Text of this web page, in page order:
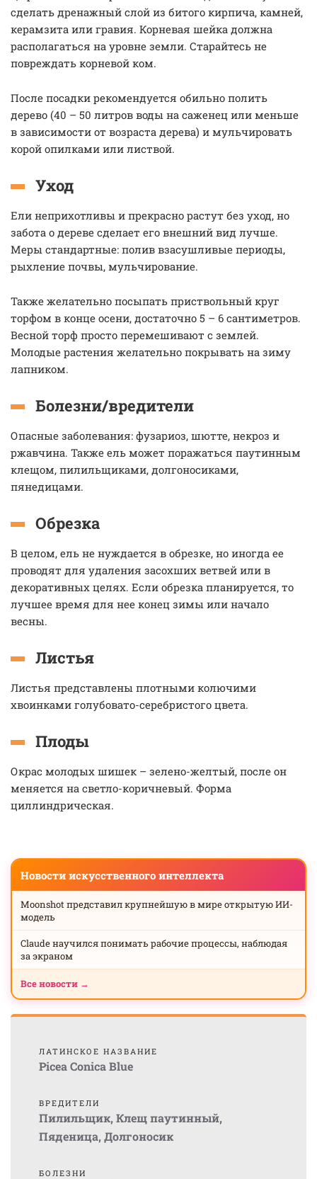
сделать дренажный слой из битого кирпича, камней,
керамзита или гравия. Корневая шейка должна
располагаться на уровне земли. Старайтесь не
повреждать корневой ком.
После посадки рекомендуется обильно полить
дерево (40 – 50 литров воды на саженец или меньше
в зависимости от возраста дерева) и мульчировать
корой опилками или листвой.
Уход
Ели неприхотливы и прекрасно растут без уход, но
забота о дереве сделает его внешний вид лучше.
Меры стандартные: полив взасушливые периоды,
рыхление почвы, мульчирование.
Также желательно посыпать приствольный круг
торфом в конце осени, достаточно 5 – 6 сантиметров.
Весной торф просто перемешивают с землей.
Молодые растения желательно покрывать на зиму
лапником.
Болезни/вредители
Опасные заболевания: фузариоз, шютте, некроз и
ржавчина. Также ель может поражаться паутинным
клещом, пилильщиками, долгоносиками,
пянедицами.
Обрезка
В целом, ель не нуждается в обрезке, но иногда ее
проводят для удаления засохших ветвей или в
декоративных целях. Если обрезка планируется, то
лучшее время для нее конец зимы или начало
весны.
Листья
Листья представлены плотными колючими
хвоинками голубовато-серебристого цвета.
Плоды
Окрас молодых шишек – зелено-желтый, после он
меняется на светло-коричневый. Форма
циллиндрическая.
Новости искусственного интеллекта
Moonshot представил крупнейшую в мире открытую ИИ-
модель
Claude научился понимать рабочие процессы, наблюдая
за экраном
Все новости →
ЛАТИНСКОЕ НАЗВАНИЕ
Picea Conica Blue
ВРЕДИТЕЛИ
Пилильщик, Клещ паутинный,
Пяденица, Долгоносик
БОЛЕЗНИ